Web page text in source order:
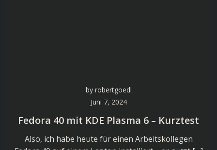
by robertgoedl
Juni 7, 2024
Fedora 40 mit KDE Plasma 6 – Kurztest
Also, ich habe heute für einen Arbeitskollegen